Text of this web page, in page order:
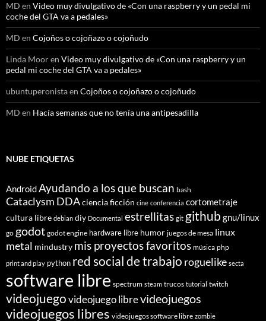
MD en Video muy divulgativo de «Con una raspberry y un pedal mi
coche del GTA va a pedales»
MD en Cojoños o cojoñazo o cojoñudo
Linda Mooren Video muy divulgativo de «Con una raspberry y un
pedal mi coche del GTA va a pedales»
ubuntuperonistaen Cojoños o cojoñazo o cojoñudo
MD en Hacía semanas que no tenía una antipesadilla
NUBE ETIQUETAS
AndroidAyudando a los que buscan bash
Cataclysm DDAciencia ficción cine conferencia cortometraje
cultura libre debian diy Documental estrellitas git github gnu/linux
go godot godot engine hardware libre humor juegos de mesa linux
metal mindustry mis proyectos favoritos música php
print and play python red social de trabajo roguelike secta
software libre spectrum steam trucos tutorial twitch
videojuegovideojuego librevideojuegos
videojuegos libres videojuegos software libre zombie